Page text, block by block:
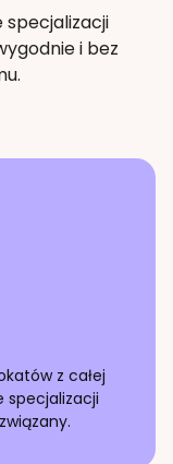
i bez
z całej
specjalizacji